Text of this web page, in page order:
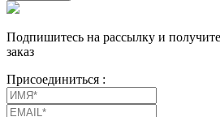
Подпишитесь на рассылку и
заказ
Присоединиться :